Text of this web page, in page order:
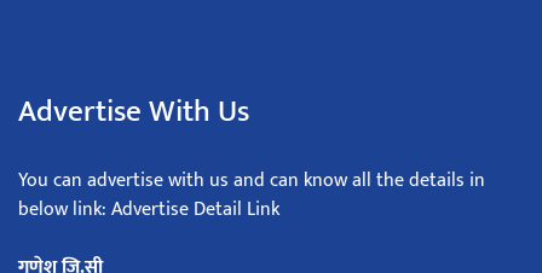
Advertise With Us
You can advertise with us and can know all the details in
below link: Advertise Detail Link